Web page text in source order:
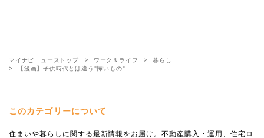
マイナビニューストップ ワーク＆ライフ
暮らし
【漫画】子供時代とは違う"怖いもの"
このカテゴリーについて
住まいや暮らしに関する最新情報をお届け。不動産購入・運用、住宅ロ